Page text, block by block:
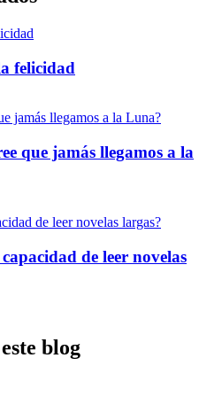
felicidad
que jamás llegamos a la
de leer novelas
blog